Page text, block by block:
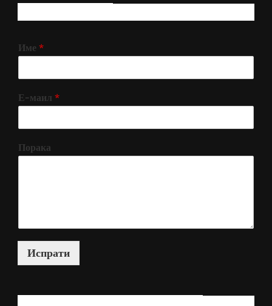
Име *
Е-маил *
Порака
Испрати